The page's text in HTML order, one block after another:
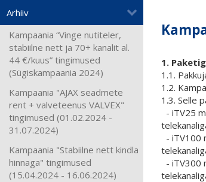
Arhiiv
Kampaania “Vinge nutiteler,
stabiilne nett ja 70+ kanalit al.
44 €/kuus” tingimused
(Sügiskampaania 2024)
Kampaania "AJAX seadmete
rent + valveteenus VALVEX"
tingimused (01.02.2024 -
31.07.2024)
Kampaania "Stabiilne nett kindla
hinnaga" tingimused
(15.04.2024 - 16.06.2024)
1.
1.1.
1.2.
1.3. Selle
- iTV25
- iTV100
- iTV300